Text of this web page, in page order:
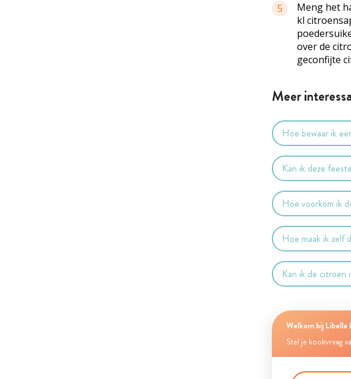
5
Meng het
kl
over de
geconfijte
Meer
Hoe bewaar ik
Kan ik deze
Hoe voorkom ik
Hoe maak ik zelf
Kan ik de citroen
Welkom bij Libelle
Stel je kookvraag